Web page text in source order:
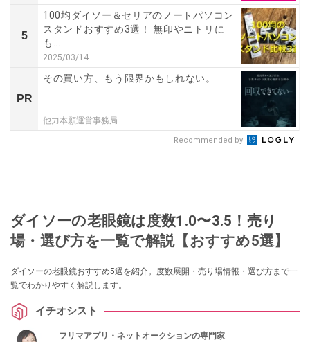
5
100均ダイソー＆セリアのノートパソコン
スタンドおすすめ3選！ 無印やニトリに
も...
2025/03/14
PR
その買い方、もう限界かもしれない。
他力本願運営事務局
Recommended by
ダイソーの老眼鏡は度数1.0〜3.5！売り
場・選び方を一覧で解説【おすすめ5選】
ダイソーの老眼鏡おすすめ5選を紹介。度数展開・売り場情報・選び方まで一
覧でわかりやすく解説します。
イチオシスト
フリマアプリ・ネットオークションの専門家